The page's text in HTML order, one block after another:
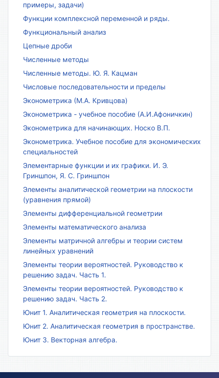
примеры, задачи)
Функции комплексной переменной и ряды.
Функциональный анализ
Цепные дроби
Численные методы
Численные методы. Ю. Я. Кацман
Числовые последовательности и пределы
Эконометрика (М.А. Кривцова)
Эконометрика - учебное пособие (А.И.Афоничкин)
Эконометрика для начинающих. Носко В.П.
Эконометрика. Учебное пособие для экономических
специальностей
Элементарные функции и их графики. И. Э.
Гриншпон, Я. С. Гриншпон
Элементы аналитической геометрии на плоскости
(уравнения прямой)
Элементы дифференциальной геометрии
Элементы математического анализа
Элементы матричной алгебры и теории систем
линейных уравнений
Элементы теории вероятностей. Руководство к
решению задач. Часть 1.
Элементы теории вероятностей. Руководство к
решению задач. Часть 2.
Юнит 1. Аналитическая геометрия на плоскости.
Юнит 2. Аналитическая геометрия в пространстве.
Юнит 3. Векторная алгебра.